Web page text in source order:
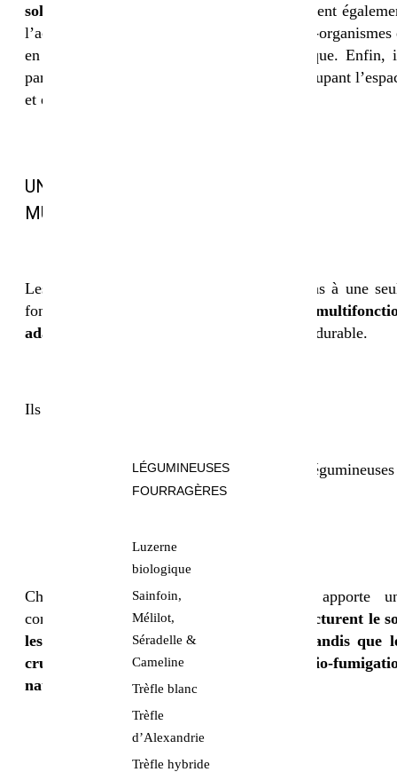
LÉGUMINEUSES
FOURRAGÈRES
Luzerne
biologique
Sainfoin,
Mélilot,
Séradelle &
Cameline
Trèfle blanc
Trèfle
d’Alexandrie
Trèfle hybride
sol grâce à leur système racinaire. Ils favorisent
l’activité biologique en nourrissant les micro-organismes
en augmentant la teneur en matière organique. Enfin,
participent à la gestion des adventices en occupant
et en limitant leur développement.
UNE SOLUTION AGRONOMIQUE
MULTIFONCTION
Les couverts végétaux bio ne se limitent pas à une
fonction. Ils constituent une
solution
adaptée aux enjeux actuels
de l’agriculture durable.
Ils permettent notamment de :
fixer l’azote atmosphérique grâce aux légumineuses
structurer les sols en profondeur
Chaque espèce composant un couvert apporte
contribution spécifique.
Les graminées structurent le
les légumineuses enrichissent en azote, tandis que
crucifères peuvent jouer un rôle de bio-
naturelle